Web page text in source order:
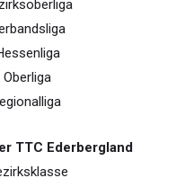
Ederbergland